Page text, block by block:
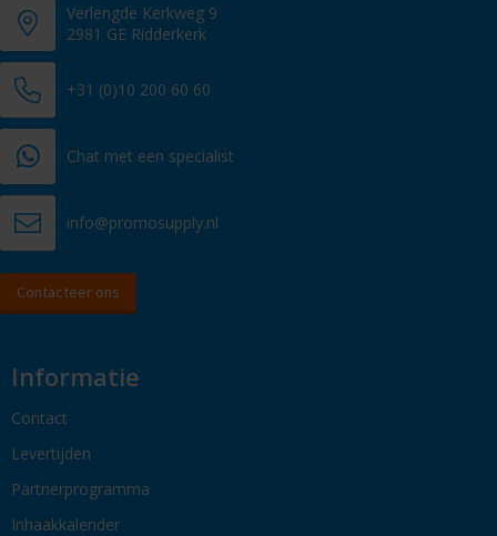
Verlengde Kerkweg 9
2981 GE Ridderkerk
+31 (0)10 200 60 60
Chat met een specialist
info@promosupply.nl
Contacteer ons
Informatie
Contact
Levertijden
Partnerprogramma
Inhaakkalender